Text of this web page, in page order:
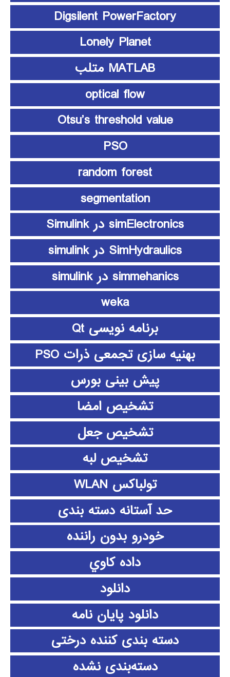
Digsilent PowerFactory
Lonely Planet
MATLAB متلب
optical flow
Otsu’s threshold value
PSO
random forest
segmentation
simElectronics در Simulink
SimHydraulics در simulink
simmehanics در simulink
weka
برنامه نویسی Qt
بهنیه سازی تجمعی ذرات PSO
پیش بینی بورس
تشخیص امضا
تشخیص جعل
تشخیص لبه
تولباکس WLAN
حد آستانه دسته بندی
خودرو بدون راننده
داده كاوي
دانلود
دانلود پايان نامه
دسته بندی کننده درختی
دسته‌بندی نشده